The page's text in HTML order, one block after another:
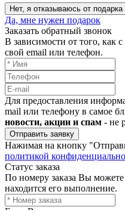
Нет, я отказываюсь от подарка
Да, мне нужен подарок
Заказать обратный звонок
В зависимости от того, как
свой email или телефон.
Для предоставления
mail или телефону в самое
новости, акции и спам - не
Отправить заявку
Нажимая на кнопку
политикой
Статус заказа
По номеру заказа Вы можете
находится его выполнение.